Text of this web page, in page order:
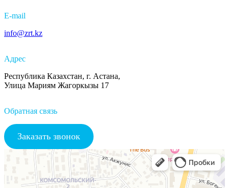
E-mail
info@zrt.kz
Адрес
Республика Казахстан, г. Астана,
Улица Мариям Жагоркызы 17
Обратная связь
Заказать звонок